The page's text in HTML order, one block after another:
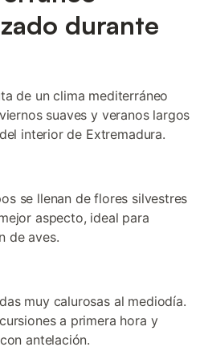
durante
de un clima mediterráneo
suaves y veranos largos
interior de Extremadura.
se llenan de flores silvestres
aspecto, ideal para
de aves.
muy calurosas al mediodía.
a primera hora y
antelación.